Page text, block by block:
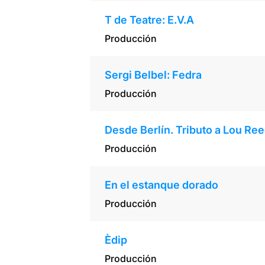
T de Teatre: E.V.A
Producción
Sergi Belbel: Fedra
Producción
Desde Berlín. Tributo a Lou
Producción
En el estanque dorado
Producción
Èdip
Producción